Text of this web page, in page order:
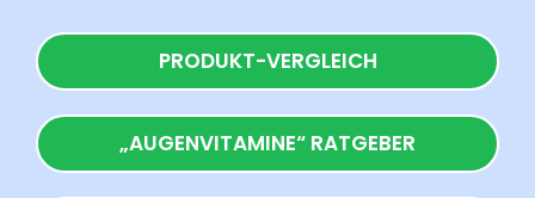
PRODUKT-VERGLEICH
„AUGENVITAMINE“ RATGEBER